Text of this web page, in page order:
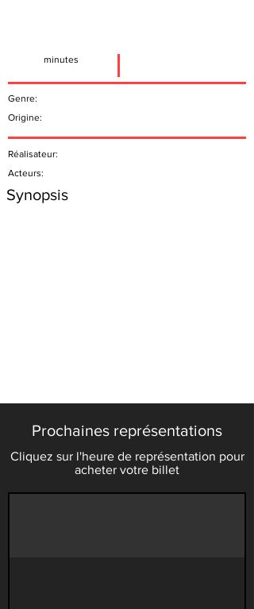
minutes
Genre:
Origine:
Réalisateur:
Acteurs:
Synopsis
Prochaines représentations
Cliquez sur l'heure de représentation pour
acheter votre billet